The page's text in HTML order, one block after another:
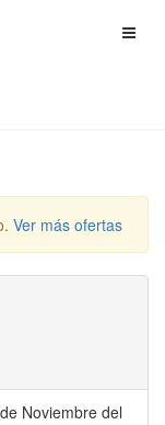
Ver más ofertas
Noviembre del